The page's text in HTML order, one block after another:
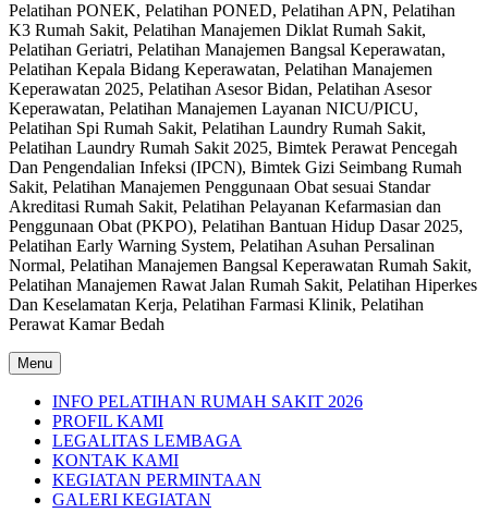
Pelatihan PONEK, Pelatihan PONED, Pelatihan APN, Pelatihan
K3 Rumah Sakit, Pelatihan Manajemen Diklat Rumah Sakit,
Pelatihan Geriatri, Pelatihan Manajemen Bangsal Keperawatan,
Pelatihan Kepala Bidang Keperawatan, Pelatihan Manajemen
Keperawatan 2025, Pelatihan Asesor Bidan, Pelatihan Asesor
Keperawatan, Pelatihan Manajemen Layanan NICU/PICU,
Pelatihan Spi Rumah Sakit, Pelatihan Laundry Rumah Sakit,
Pelatihan Laundry Rumah Sakit 2025, Bimtek Perawat Pencegah
Dan Pengendalian Infeksi (IPCN), Bimtek Gizi Seimbang Rumah
Sakit, Pelatihan Manajemen Penggunaan Obat sesuai Standar
Akreditasi Rumah Sakit, Pelatihan Pelayanan Kefarmasian dan
Penggunaan Obat (PKPO), Pelatihan Bantuan Hidup Dasar 2025,
Pelatihan Early Warning System, Pelatihan Asuhan Persalinan
Normal, Pelatihan Manajemen Bangsal Keperawatan Rumah Sakit,
Pelatihan Manajemen Rawat Jalan Rumah Sakit, Pelatihan Hiperkes
Dan Keselamatan Kerja, Pelatihan Farmasi Klinik, Pelatihan
Perawat Kamar Bedah
Menu
INFO PELATIHAN RUMAH SAKIT 2026
PROFIL KAMI
LEGALITAS LEMBAGA
KONTAK KAMI
KEGIATAN PERMINTAAN
GALERI KEGIATAN